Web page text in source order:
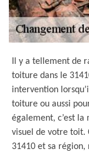
Il y a tellement de
toiture dans le
intervention
toiture ou aussi
également, c’est la
visuel de votre toit.
31410 et sa région,